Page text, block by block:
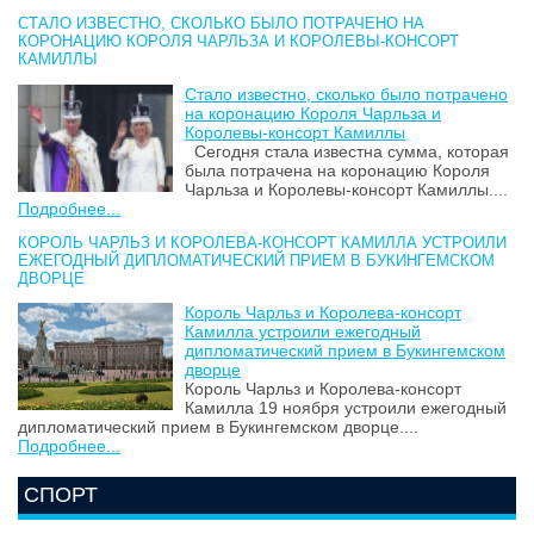
СТАЛО ИЗВЕСТНО, СКОЛЬКО БЫЛО ПОТРАЧЕНО НА
КОРОНАЦИЮ КОРОЛЯ ЧАРЛЬЗА И КОРОЛЕВЫ-КОНСОРТ
КАМИЛЛЫ
Стало известно, сколько было потрачено
на коронацию Короля Чарльза и
Королевы-консорт Камиллы
Сегодня стала известна сумма, которая
была потрачена на коронацию Короля
Чарльза и Королевы-консорт Камиллы....
Подробнее...
КОРОЛЬ ЧАРЛЬЗ И КОРОЛЕВА-КОНСОРТ КАМИЛЛА УСТРОИЛИ
ЕЖЕГОДНЫЙ ДИПЛОМАТИЧЕСКИЙ ПРИЕМ В БУКИНГЕМСКОМ
ДВОРЦЕ
Король Чарльз и Королева-консорт
Камилла устроили ежегодный
дипломатический прием в Букингемском
дворце
Король Чарльз и Королева-консорт
Камилла 19 ноября устроили ежегодный
дипломатический прием в Букингемском дворце....
Подробнее...
СПОРТ